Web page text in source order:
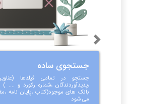
جستجوی ساده
جستجو در تمامی فیلدها
،پدیدآوردندگان ،شماره رکورد و ....
بانک های موجود(کتاب ،پایان نامه
می شود
Next